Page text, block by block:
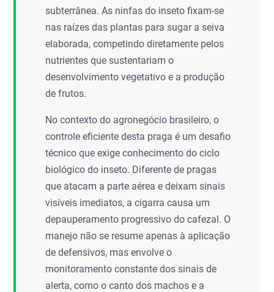
subterrânea. As ninfas do inseto fixam-se
nas raízes das plantas para sugar a seiva
elaborada, competindo diretamente pelos
nutrientes que sustentariam o
desenvolvimento vegetativo e a produção
de frutos.
No contexto do agronegócio brasileiro, o
controle eficiente desta praga é um desafio
técnico que exige conhecimento do ciclo
biológico do inseto. Diferente de pragas
que atacam a parte aérea e deixam sinais
visíveis imediatos, a cigarra causa um
depauperamento progressivo do cafezal. O
manejo não se resume apenas à aplicação
de defensivos, mas envolve o
monitoramento constante dos sinais de
alerta, como o canto dos machos e a